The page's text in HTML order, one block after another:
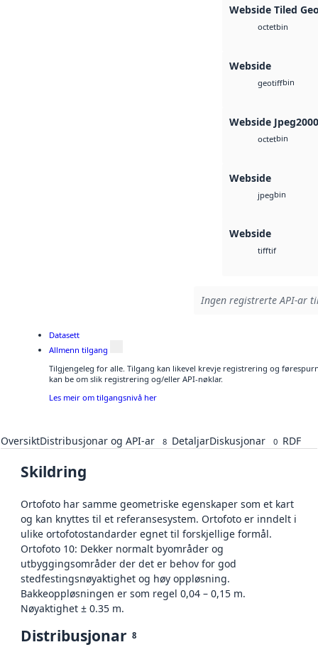
Webside Tiled
octetbin
Webside
geotiffbin
Webside Jpeg2000
octetbin
Webside
jpegbin
Webside
tifftif
Ingen registrerte API-ar
Datasett
Allmenn tilgang
Tilgjengeleg for alle. Tilgang kan likevel krevje registrering og
kan be om slik registrering og/eller API-nøklar.
Les meir om tilgangsnivå her
OversiktDistribusjonar og API-ar 8 DetaljarDiskusjonar 0 RDF
Skildring
Ortofoto har samme geometriske egenskaper som et kart
og kan knyttes til et referansesystem. Ortofoto er inndelt i
ulike ortofotostandarder egnet til forskjellige formål.
Ortofoto 10: Dekker normalt byområder og
utbyggingsområder der det er behov for god
stedfestingsnøyaktighet og høy oppløsning.
Bakkeoppløsningen er som regel 0,04 – 0,15 m.
Nøyaktighet ± 0.35 m.
Distribusjonar 8